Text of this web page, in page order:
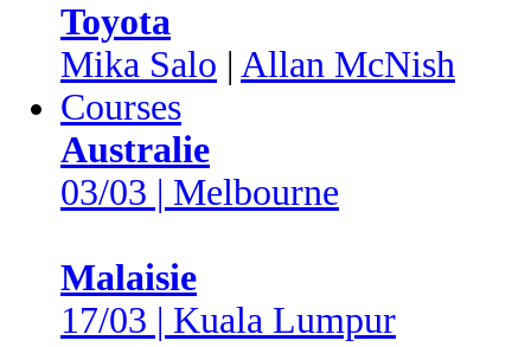
Toyota
Mika Salo | Allan McNish
Courses
Australie
03/03 | Melbourne
Malaisie
17/03 | Kuala Lumpur